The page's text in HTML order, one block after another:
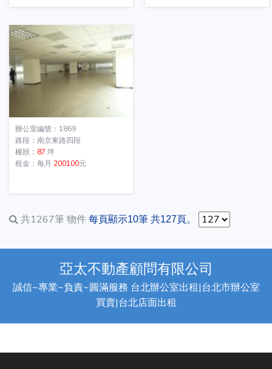
辦公室編號：1869
路段：南京東路四段
權狀： 87 坪
租金：每月 200100元
共1267筆 物件 每頁顯示10筆 共127頁。
亞太不動產顧問有限公司
誠信~專業~負責~圓滿服務 台北辦公室出租|台北市辦公室
買賣|台北店面出租